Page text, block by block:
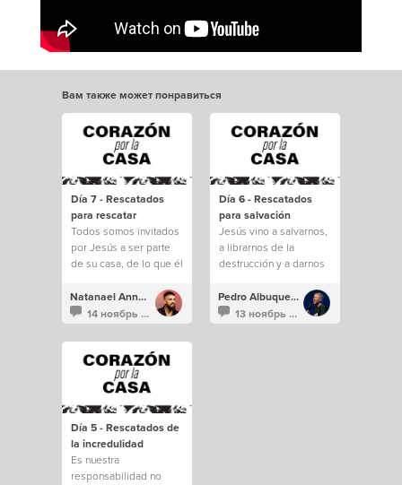
Вам также может понравиться
Día 7 - Rescatados
para rescatar
Todos somos invitados
por Jesús a ser parte
de su casa, de lo que él
Natanael Annacondia
14 ноябрь 2021
Día 6 - Rescatados
para salvación
Jesús vino a salvarnos,
a librarnos de la
destrucción y a darnos
Pedro Albuquerque
13 ноябрь 2021
Día 5 - Rescatados de
la incredulidad
Es nuestra
responsabilidad no